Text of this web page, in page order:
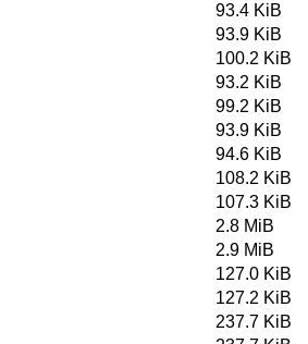
93.4 KiB
93.9 KiB
100.2 KiB
93.2 KiB
99.2 KiB
93.9 KiB
94.6 KiB
108.2 KiB
107.3 KiB
2.8 MiB
2.9 MiB
127.0 KiB
127.2 KiB
237.7 KiB